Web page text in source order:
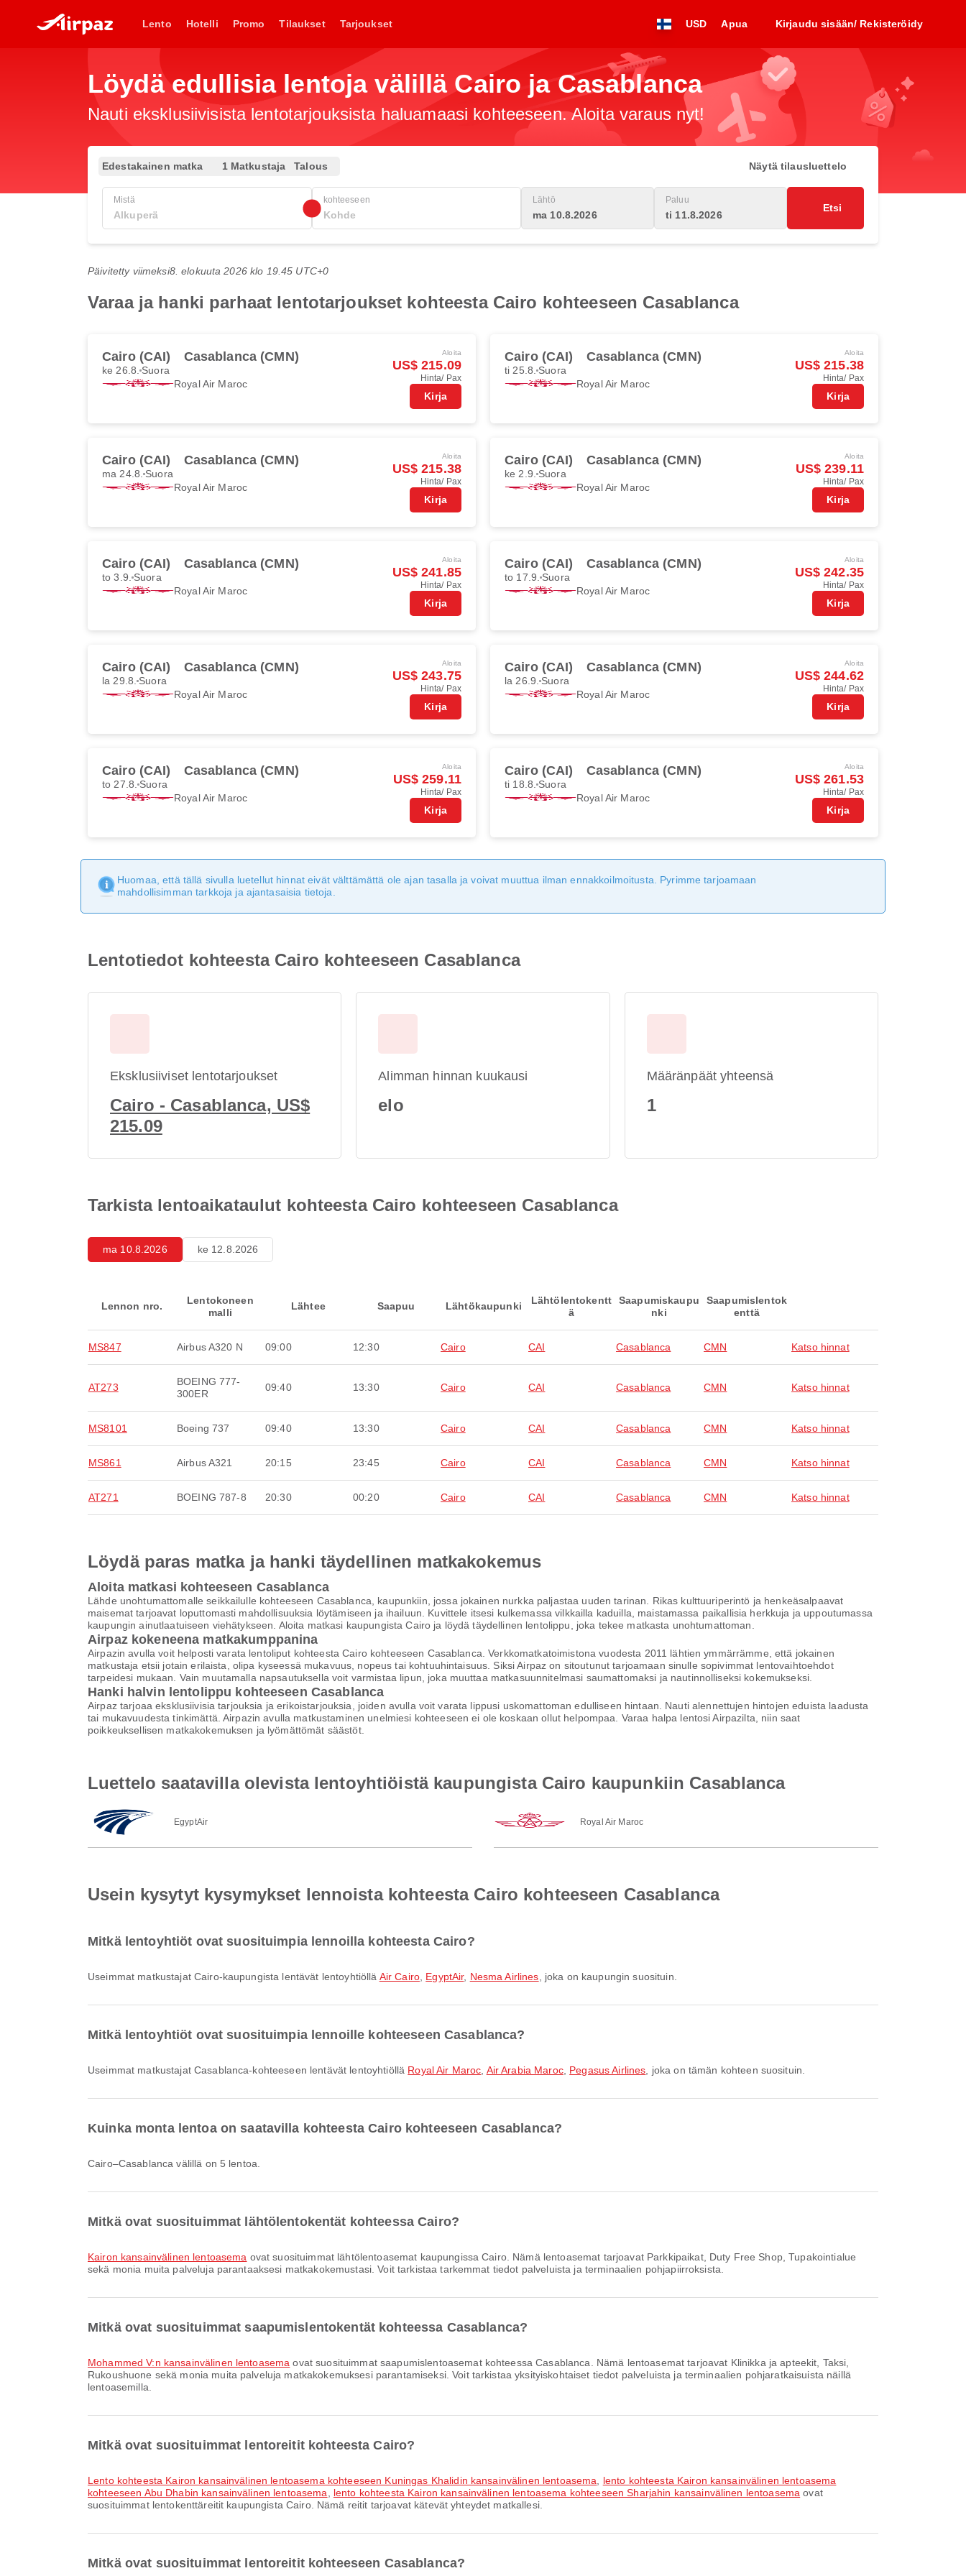
Lento Hotelli Promo Tilaukset Tarjoukset USD Apua Kirjaudu sisään/ Rekisteröidy
Löydä edullisia lentoja välillä Cairo ja Casablanca
Nauti eksklusiivisista lentotarjouksista haluamaasi kohteeseen. Aloita varaus nyt!
Edestakainen matka 1 Matkustaja Talous Näytä tilausluettelo
Mistä kohteeseen Lähtö
ma 10.8.2026
Paluu
ti 11.8.2026
Etsi
Päivitetty viimeksi8. elokuuta 2026 klo 19.45 UTC+0
Varaa ja hanki parhaat lentotarjoukset kohteesta Cairo kohteeseen Casablanca
Cairo (CAI) Casablanca (CMN)
ke 26.8. Suora
Royal Air Maroc
Aloita
US$ 215.09
Hinta/ Pax
Kirja
Cairo (CAI) Casablanca (CMN)
ti 25.8. Suora
Royal Air Maroc
Aloita
US$ 215.38
Hinta/ Pax
Kirja
Cairo (CAI) Casablanca (CMN)
ma 24.8. Suora
Royal Air Maroc
Aloita
US$ 215.38
Hinta/ Pax
Kirja
Cairo (CAI) Casablanca (CMN)
ke 2.9. Suora
Royal Air Maroc
Aloita
US$ 239.11
Hinta/ Pax
Kirja
Cairo (CAI) Casablanca (CMN)
to 3.9. Suora
Royal Air Maroc
Aloita
US$ 241.85
Hinta/ Pax
Kirja
Cairo (CAI) Casablanca (CMN)
to 17.9. Suora
Royal Air Maroc
Aloita
US$ 242.35
Hinta/ Pax
Kirja
Cairo (CAI) Casablanca (CMN)
la 29.8. Suora
Royal Air Maroc
Aloita
US$ 243.75
Hinta/ Pax
Kirja
Cairo (CAI) Casablanca (CMN)
la 26.9. Suora
Royal Air Maroc
Aloita
US$ 244.62
Hinta/ Pax
Kirja
Cairo (CAI) Casablanca (CMN)
to 27.8. Suora
Royal Air Maroc
Aloita
US$ 259.11
Hinta/ Pax
Kirja
Cairo (CAI) Casablanca (CMN)
ti 18.8. Suora
Royal Air Maroc
Aloita
US$ 261.53
Hinta/ Pax
Kirja
Huomaa, että tällä sivulla luetellut hinnat eivät välttämättä ole ajan tasalla ja voivat muuttua ilman ennakkoilmoitusta. Pyrimme tarjoamaan
mahdollisimman tarkkoja ja ajantasaisia tietoja.
Lentotiedot kohteesta Cairo kohteeseen Casablanca
Eksklusiiviset lentotarjoukset
Cairo - Casablanca, US$
215.09
Alimman hinnan kuukausi
elo
Määränpäät yhteensä
1
Tarkista lentoaikataulut kohteesta Cairo kohteeseen Casablanca
ma 10.8.2026 ke 12.8.2026
Lennon nro.
Lentokoneen
malli
Lähtee Saapuu Lähtökaupunki
Lähtölentokentt
ä
Saapumiskaupu
nki
Saapumislentok
enttä
MS847 Airbus A320 N 09:00 12:30 Cairo CAI Casablanca CMN Katso hinnat
AT273
BOEING 777-
300ER
09:40 13:30 Cairo CAI Casablanca CMN Katso hinnat
MS8101 Boeing 737 09:40 13:30 Cairo CAI Casablanca CMN Katso hinnat
MS861 Airbus A321 20:15 23:45 Cairo CAI Casablanca CMN Katso hinnat
AT271 BOEING 787-8 20:30 00:20 Cairo CAI Casablanca CMN Katso hinnat
Löydä paras matka ja hanki täydellinen matkakokemus
Aloita matkasi kohteeseen Casablanca
Lähde unohtumattomalle seikkailulle kohteeseen Casablanca, kaupunkiin, jossa jokainen nurkka paljastaa uuden tarinan. Rikas kulttuuriperintö ja henkeäsalpaavat
maisemat tarjoavat loputtomasti mahdollisuuksia löytämiseen ja ihailuun. Kuvittele itsesi kulkemassa vilkkailla kaduilla, maistamassa paikallisia herkkuja ja uppoutumassa
kaupungin ainutlaatuiseen viehätykseen. Aloita matkasi kaupungista Cairo ja löydä täydellinen lentolippu, joka tekee matkasta unohtumattoman.
Airpaz kokeneena matkakumppanina
Airpazin avulla voit helposti varata lentoliput kohteesta Cairo kohteeseen Casablanca. Verkkomatkatoimistona vuodesta 2011 lähtien ymmärrämme, että jokainen
matkustaja etsii jotain erilaista, olipa kyseessä mukavuus, nopeus tai kohtuuhintaisuus. Siksi Airpaz on sitoutunut tarjoamaan sinulle sopivimmat lentovaihtoehdot
tarpeidesi mukaan. Vain muutamalla napsautuksella voit varmistaa lipun, joka muuttaa matkasuunnitelmasi saumattomaksi ja nautinnolliseksi kokemukseksi.
Hanki halvin lentolippu kohteeseen Casablanca
Airpaz tarjoaa eksklusiivisia tarjouksia ja erikoistarjouksia, joiden avulla voit varata lippusi uskomattoman edulliseen hintaan. Nauti alennettujen hintojen eduista laadusta
tai mukavuudesta tinkimättä. Airpazin avulla matkustaminen unelmiesi kohteeseen ei ole koskaan ollut helpompaa. Varaa halpa lentosi Airpazilta, niin saat
poikkeuksellisen matkakokemuksen ja lyömättömät säästöt.
Luettelo saatavilla olevista lentoyhtiöistä kaupungista Cairo kaupunkiin Casablanca
EgyptAir Royal Air Maroc
Usein kysytyt kysymykset lennoista kohteesta Cairo kohteeseen Casablanca
Mitkä lentoyhtiöt ovat suosituimpia lennoilla kohteesta Cairo?
Useimmat matkustajat Cairo-kaupungista lentävät lentoyhtiöllä Air Cairo, EgyptAir, Nesma Airlines , joka on kaupungin suosituin.
Mitkä lentoyhtiöt ovat suosituimpia lennoille kohteeseen Casablanca?
Useimmat matkustajat Casablanca-kohteeseen lentävät lentoyhtiöllä Royal Air Maroc Air Arabia Maroc, Pegasus Airlines , joka on tämän kohteen suosituin.
Kuinka monta lentoa on saatavilla kohteesta Cairo kohteeseen Casablanca?
Cairo–Casablanca välillä on 5 lentoa.
Mitkä ovat suosituimmat lähtölentokentät kohteessa Cairo?
Kairon kansainvälinen lentoasema ovat suosituimmat lähtölentoasemat kaupungissa Cairo. Nämä lentoasemat tarjoavat Parkkipaikat, Duty Free Shop, Tupakointialue
sekä monia muita palveluja parantaaksesi matkakokemustasi. Voit tarkistaa tarkemmat tiedot palveluista ja terminaalien pohjapiirroksista.
Mitkä ovat suosituimmat saapumislentokentät kohteessa Casablanca?
Mohammed V:n kansainvälinen lentoasema ovat suosituimmat saapumislentoasemat kohteessa Casablanca. Nämä lentoasemat tarjoavat Klinikka ja apteekit, Taksi,
Rukoushuone sekä monia muita palveluja matkakokemuksesi parantamiseksi. Voit tarkistaa yksityiskohtaiset tiedot palveluista ja terminaalien pohjaratkaisuista näillä
lentoasemilla.
Mitkä ovat suosituimmat lentoreitit kohteesta Cairo?
lento kohteesta Kairon kansainvälinen lentoasema kohteeseen Kuningas Khalidin kansainvälinen lentoasema
lento kohteesta Kairon kansainvälinen lentoasema
kohteeseen Abu Dhabin kansainvälinen lentoasema
lento kohteesta Kairon kansainvälinen lentoasema kohteeseen Sharjahin kansainvälinen lentoasema ovat
suosituimmat lentokenttäreitit kaupungista Cairo. Nämä reitit tarjoavat kätevät yhteydet matkallesi.
Mitkä ovat suosituimmat lentoreitit kohteeseen Casablanca?